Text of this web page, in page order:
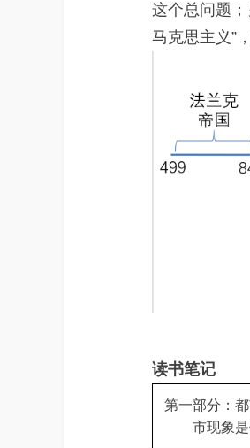
这个总问题
马克思主义”
读书笔记
第一部分：
市现象